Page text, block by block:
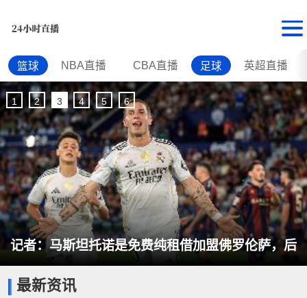
篮球 NBA直播 CBA直播 足球 英超直播
记者：马斯坦托诺是免费纯租借加盟佛罗伦萨，后
1 2 3 4 5 6
最新资讯